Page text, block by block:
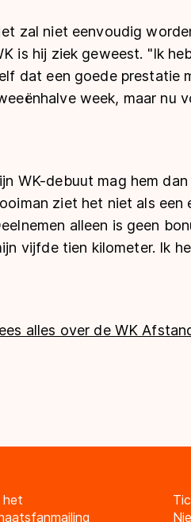
zal niet eenvoudig
is hij ziek geweest. "Ik
dat een goede prestatie
week, maar nu
WK-debuut mag hem
ziet het niet als
alleen is geen
vijfde tien kilometer. Ik
alles over de WK
het